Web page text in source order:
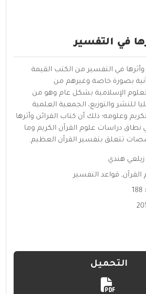
في التفسير
وأثرها في التفسير من الكتب القيمة
بصورة خاصة وغيرهم من
الإسلامية بشكل عام وهو من
للنشر والتوزيع، الجمعية العلمية
وعلومه؛ ذلك أن كتاب القرائن وأثرها
دراسات علوم القرآن الكريم وما
تتعلق بتفسير القرآن العظيم.
هندي
القرآن, قواعد التفسير
188
التحميل